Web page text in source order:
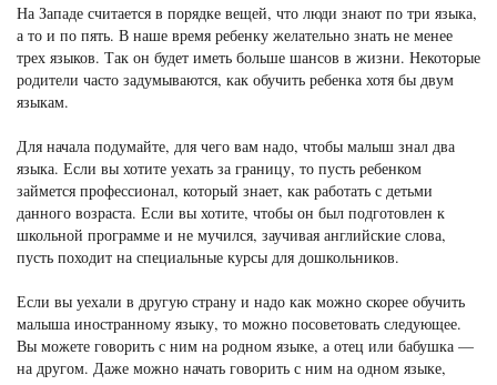
На Западе считается в порядке вещей, что люди знают по три языка,
а то и по пять. В наше время ребенку желательно знать не менее
трех языков. Так он будет иметь больше шансов в жизни. Некоторые
родители часто задумываются, как обучить ребенка хотя бы двум
языкам.
Для начала подумайте, для чего вам надо, чтобы малыш знал два
языка. Если вы хотите уехать за границу, то пусть ребенком
займется профессионал, который знает, как работать с детьми
данного возраста. Если вы хотите, чтобы он был подготовлен к
школьной программе и не мучился, заучивая английские слова,
пусть походит на специальные курсы для дошкольников.
Если вы уехали в другую страну и надо как можно скорее обучить
малыша иностранному языку, то можно посоветовать следующее.
Вы можете говорить с ним на родном языке, а отец или бабушка —
на другом. Даже можно начать говорить с ним на одном языке,